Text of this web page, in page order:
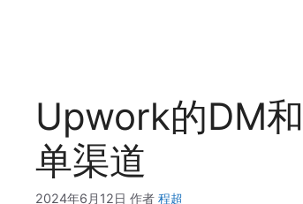
Upwork的DM
单渠道
2024年6月12日 作者 程超